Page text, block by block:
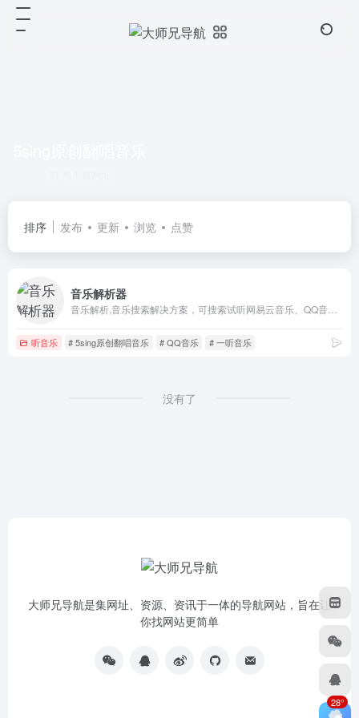
排序 发布 更新 浏览 点赞
音乐解析器
听音乐 # 5sing原创翻唱音乐 # QQ音乐 # 一听音乐
没有了
大师兄导航是集网址、资源、资讯于一体的导航网站，旨在让
你找网站更简单
28°